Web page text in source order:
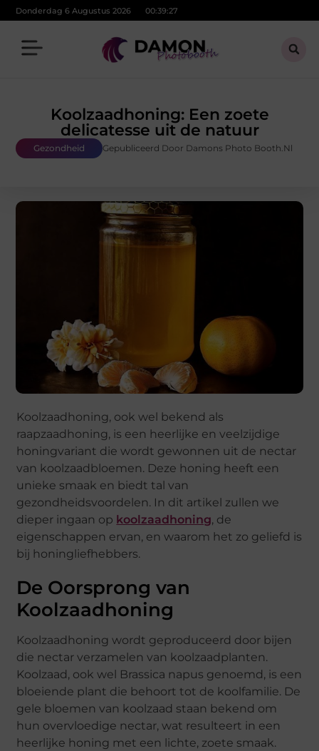
Donderdag 6 Augustus 2026 00:39:28
Koolzaadhoning: Een zoete
delicatesse uit de natuur
Gezondheid Gepubliceerd Door Damons Photo Booth.nl
Koolzaadhoning, ook wel bekend als
raapzaadhoning, is een heerlijke en veelzijdige
honingvariant die wordt gewonnen uit de nectar
van koolzaadbloemen. Deze honing heeft een
unieke smaak en biedt tal van
gezondheidsvoordelen. In dit artikel zullen we
dieper ingaan op koolzaadhoning, de
eigenschappen ervan, en waarom het zo geliefd is
bij honingliefhebbers.
De Oorsprong van
Koolzaadhoning
Koolzaadhoning wordt geproduceerd door bijen
die nectar verzamelen van koolzaadplanten.
Koolzaad, ook wel Brassica napus genoemd, is een
bloeiende plant die behoort tot de koolfamilie. De
gele bloemen van koolzaad staan bekend om
hun overvloedige nectar, wat resulteert in een
heerlijke honing met een lichte, zoete smaak.